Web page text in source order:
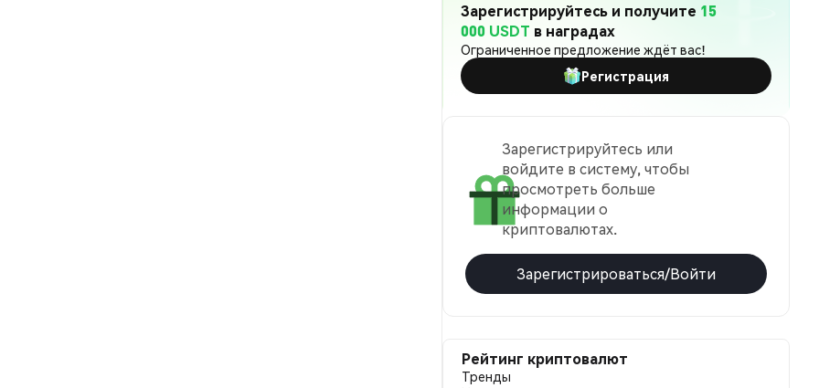
Зарегистрируйтесь и получите 15
000 USDT в наградах
Ограниченное предложение ждёт вас!
Регистрация
Зарегистрируйтесь или
войдите в систему, чтобы
просмотреть больше
информации о
криптовалютах.
Зарегистрироваться/Войти
Рейтинг криптовалют
Тренды